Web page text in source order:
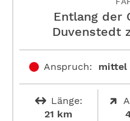
Entlang der
Duvenstedt
Anspruch: mittel
Länge:
21 km